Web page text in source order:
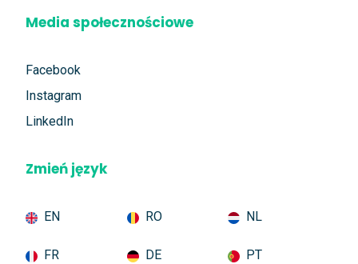
Media społecznościowe
Facebook
Instagram
LinkedIn
Zmień język
EN RO NL
FR DE PT